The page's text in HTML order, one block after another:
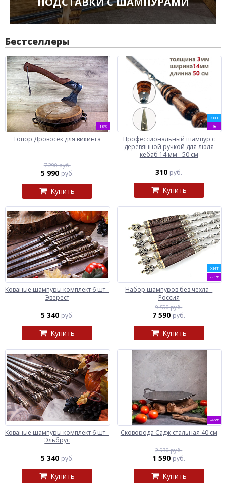
Бестселлеры
-18%
Топор Дровосек для викинга
7 290 руб.
5 990 руб.
Купить
ХИТ
%
Профессиональный шампур с
деревянной ручкой для люля
кебаб 14 мм - 50 см
310 руб.
Купить
Кованые шампуры комплект 6 шт -
Эверест
5 340 руб.
Купить
ХИТ
-21%
Набор шампуров без чехла -
Россия
9 590 руб.
7 590 руб.
Купить
Кованые шампуры комплект 6 шт -
Эльбрус
5 340 руб.
Купить
-46%
Сковорода Садж стальная 40 см
2 930 руб.
1 590 руб.
Купить